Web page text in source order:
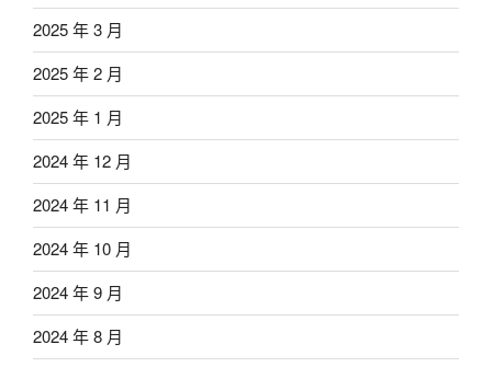
2025 年 3 月
2025 年 2 月
2025 年 1 月
2024 年 12 月
2024 年 11 月
2024 年 10 月
2024 年 9 月
2024 年 8 月